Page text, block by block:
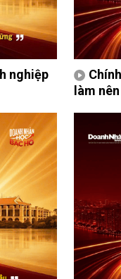
nghiệp
làm